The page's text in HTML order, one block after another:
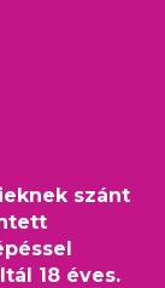
szánt
18 éves.